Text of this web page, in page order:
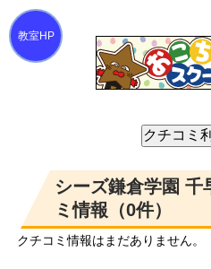
シーズ鎌倉学園 千
ミ情報（0件）
クチコミ情報はまだありません。